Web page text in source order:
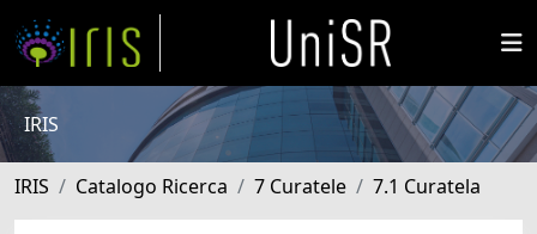
IRIS
IRIS Catalogo Ricerca 7 Curatele 7.1 Curatela